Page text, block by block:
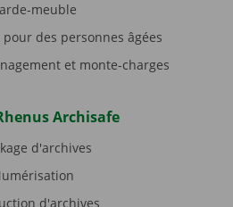
meuble
des personnes âgées
et monte-charges
Archisafe
d'archives
d'archives